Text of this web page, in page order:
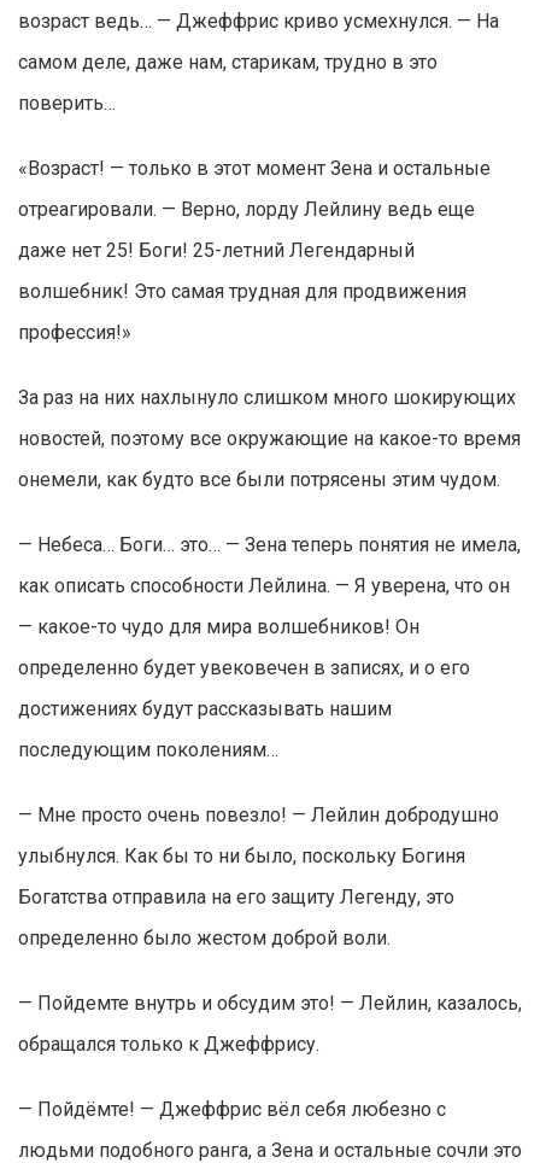
возраст ведь… — Джеффрис криво усмехнулся. — На
самом деле, даже нам, старикам, трудно в это
поверить…
«Возраст! — только в этот момент Зена и остальные
отреагировали. — Верно, лорду Лейлину ведь еще
даже нет 25! Боги! 25-летний Легендарный
волшебник! Это самая трудная для продвижения
профессия!»
За раз на них нахлынуло слишком много шокирующих
новостей, поэтому все окружающие на какое-то время
онемели, как будто все были потрясены этим чудом.
— Небеса… Боги… это… — Зена теперь понятия не имела,
как описать способности Лейлина. — Я уверена, что он
— какое-то чудо для мира волшебников! Он
определенно будет увековечен в записях, и о его
достижениях будут рассказывать нашим
последующим поколениям…
— Мне просто очень повезло! — Лейлин добродушно
улыбнулся. Как бы то ни было, поскольку Богиня
Богатства отправила на его защиту Легенду, это
определенно было жестом доброй воли.
— Пойдемте внутрь и обсудим это! — Лейлин, казалось,
обращался только к Джеффрису.
— Пойдёмте! — Джеффрис вёл себя любезно с
людьми подобного ранга, а Зена и остальные сочли это